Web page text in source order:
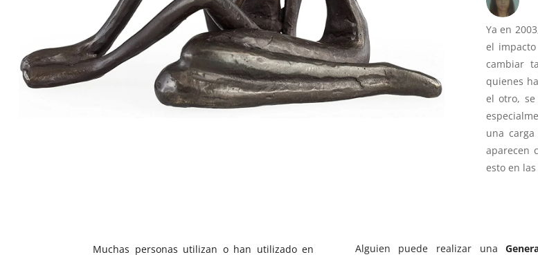
Ya en
el
cambiar
quienes
el otro,
una
aparecen
esto en
Muchas personas utilizan o han utilizado en
Alguien puede realizar una